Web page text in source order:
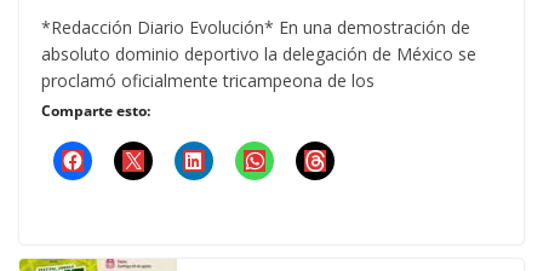
*Redacción Diario Evolución* En una demostración de
absoluto dominio deportivo la delegación de México se
proclamó oficialmente tricampeona de los
Comparte esto: